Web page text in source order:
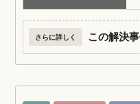
さらに詳しく この解決